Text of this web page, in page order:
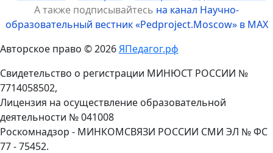
А также подписывайтесь на канал Научно-
образовательный вестник «Pedproject.Moscow» в MAX
Авторское право © 2026ЯПедагог.рф
Свидетельство о регистрации МИНЮСТ РОССИИ №
7714058502,
Лицензия на осуществление образовательной
деятельности № 041008
Роскомнадзор - МИНКОМСВЯЗИ РОССИИ СМИ ЭЛ № ФС
77 - 75452.